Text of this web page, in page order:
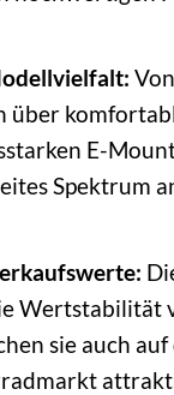
über
E-
Spektrum
Wertstabilität
sie auch auf